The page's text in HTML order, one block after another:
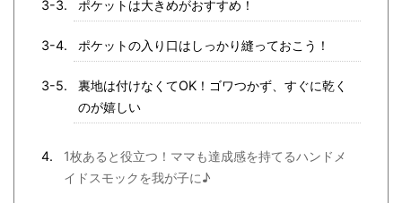
ポケットは大きめがおすすめ！
ポケットの入り口はしっかり縫っておこう！
裏地は付けなくてOK！ゴワつかず、すぐに乾く
のが嬉しい
1枚あると役立つ！ママも達成感を持てるハンドメ
イドスモックを我が子に♪